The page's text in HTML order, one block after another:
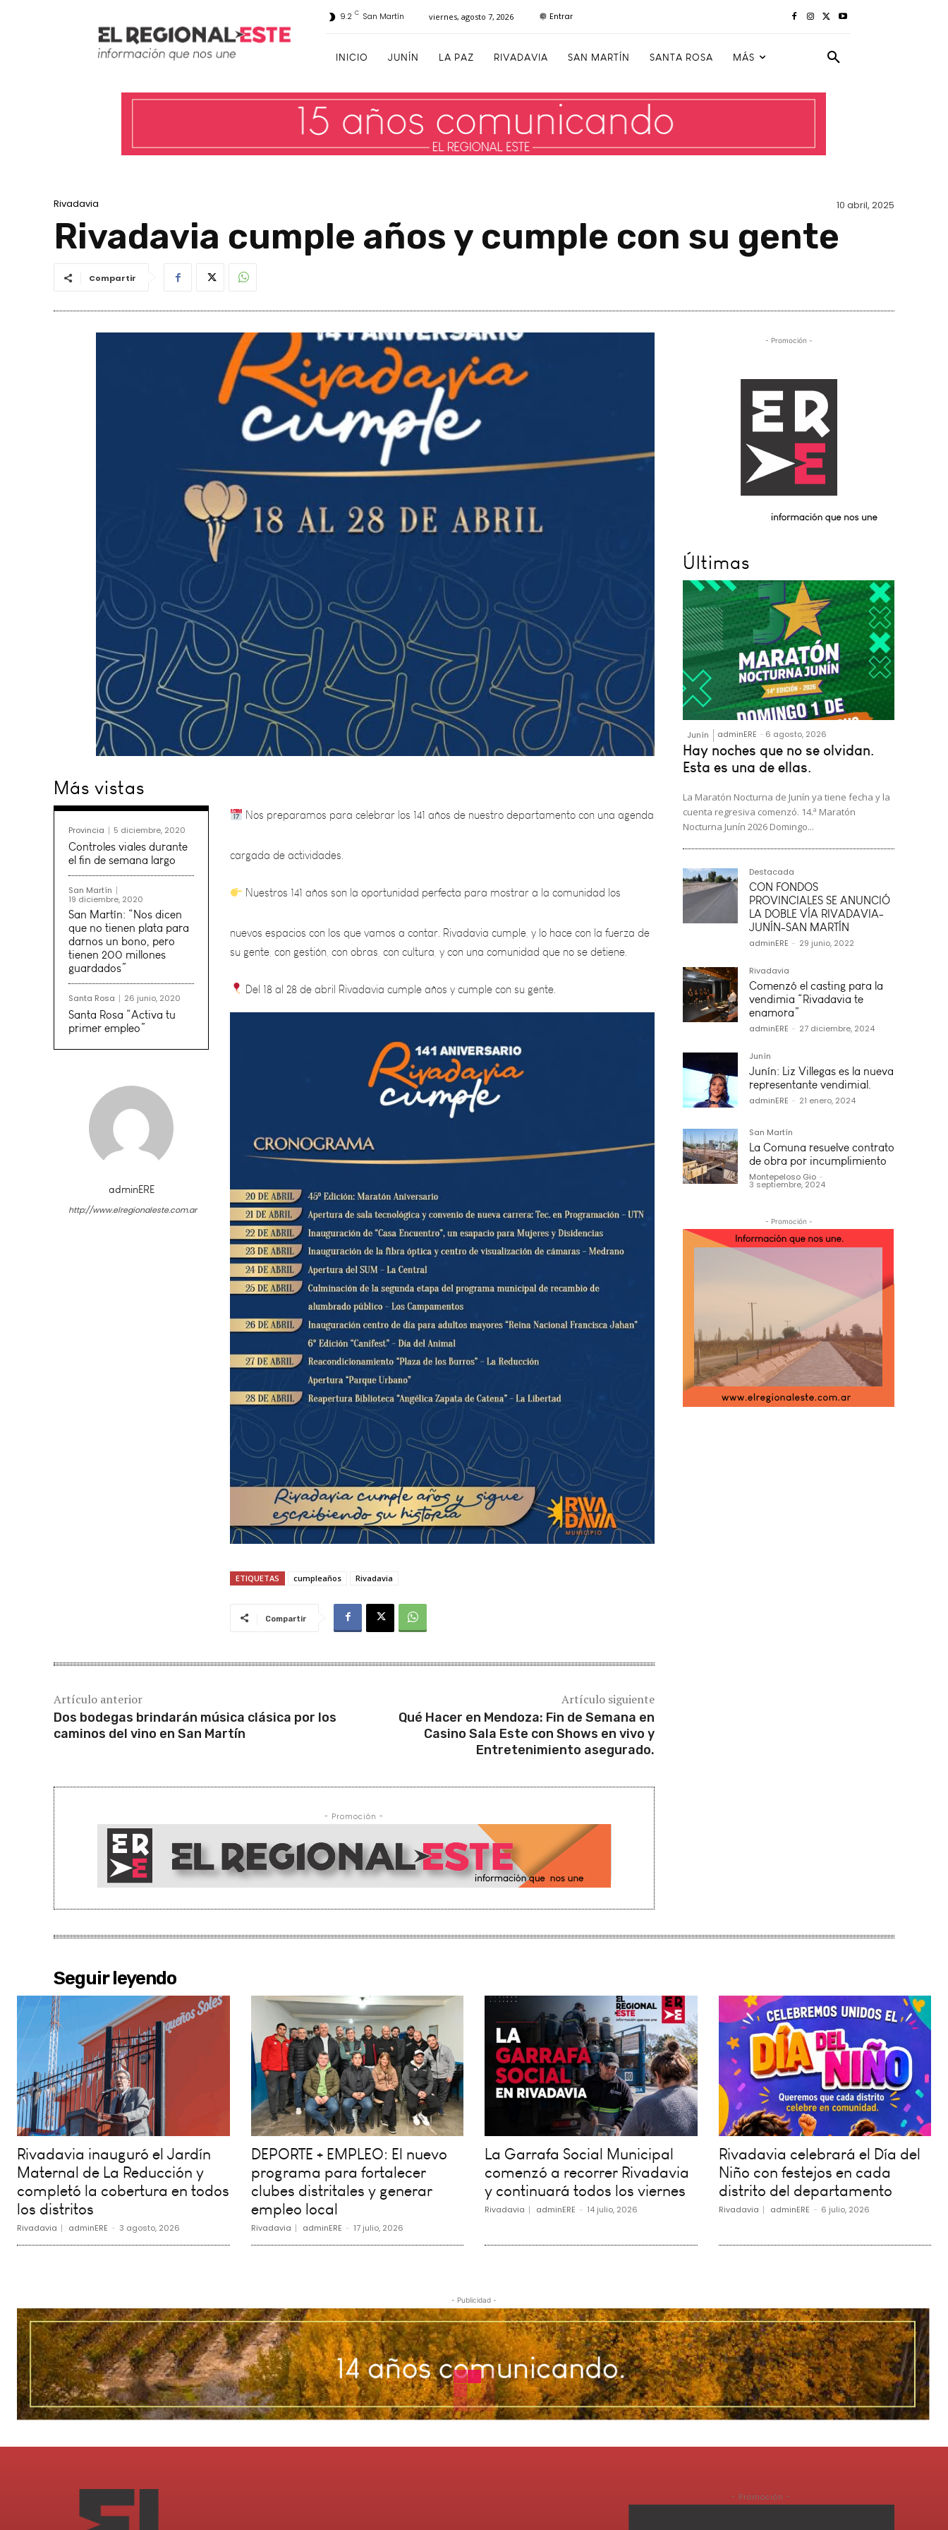
9.2 C San Martín viernes, agosto 7, 2026 Entrar
INICIO JUNÍN LA PAZ RIVADAVIA SAN MARTÍN SANTA ROSA MÁS
Rivadavia 10 abril, 2025
Rivadavia cumple años y cumple con su gente
Compartir
Más vistas
Provincia 5 diciembre, 2020
Controles viales durante
el fin de semana largo
San Martín
19 diciembre, 2020
San Martín: “Nos dicen
que no tienen plata para
darnos un bono, pero
tienen 200 millones
guardados”
Santa Rosa 26 junio, 2020
Santa Rosa “Activa tu
primer empleo”
adminERE
http://www.elregionaleste.com.ar
cargada de actividades.
Nuestros 141 años son la oportunidad perfecta para mostrar a la comunidad los
nuevos espacios con los que vamos a contar. Rivadavia cumple, y lo hace con la fuerza de
su gente, con gestión, con obras, con cultura, y con una comunidad que no se detiene.
Del 18 al 28 de abril Rivadavia cumple años y cumple con su gente.
ETIQUETAS cumpleaños Rivadavia
Compartir
Artículo anterior
Dos bodegas brindarán música clásica por los
caminos del vino en San Martín
Artículo siguiente
Qué Hacer en Mendoza: Fin de Semana en
Casino Sala Este con Shows en vivo y
Entretenimiento asegurado.
- Promoción -
- Promoción -
Últimas
Junín adminERE - 6 agosto, 2026
Hay noches que no se olvidan.
Esta es una de ellas.
La Maratón Nocturna de Junín ya tiene fecha y la
cuenta regresiva comenzó. 14.ª Maratón
Nocturna Junín 2026 Domingo...
Destacada
CON FONDOS
PROVINCIALES SE ANUNCIÓ
LA DOBLE VÍA RIVADAVIA-
JUNÍN-SAN MARTÍN
adminERE - 29 junio, 2022
Rivadavia
Comenzó el casting para la
vendimia “Rivadavia te
enamora”
adminERE - 27 diciembre, 2024
Junín
Junín: Liz Villegas es la nueva
representante vendimial.
adminERE - 21 enero, 2024
San Martín
La Comuna resuelve contrato
de obra por incumplimiento
Montepeloso Gio -
3 septiembre, 2024
- Promoción -
Seguir leyendo
Rivadavia inauguró el Jardín
Maternal de La Reducción y
completó la cobertura en todos
los distritos
Rivadavia adminERE - 3 agosto, 2026
DEPORTE + EMPLEO: El nuevo
programa para fortalecer
clubes distritales y generar
empleo local
Rivadavia adminERE - 17 julio, 2026
La Garrafa Social Municipal
comenzó a recorrer Rivadavia
y continuará todos los viernes
Rivadavia adminERE - 14 julio, 2026
Rivadavia celebrará el Día del
Niño con festejos en cada
distrito del departamento
Rivadavia adminERE - 6 julio, 2026
- Publicidad -
- Promoción -